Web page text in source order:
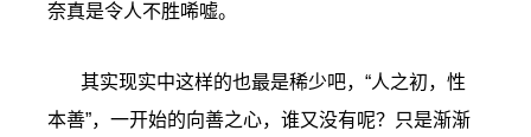
奈真是令人不胜唏嘘。
其实现实中这样的也最是稀少吧，“人之初，性
本善”，一开始的向善之心，谁又没有呢？只是渐渐